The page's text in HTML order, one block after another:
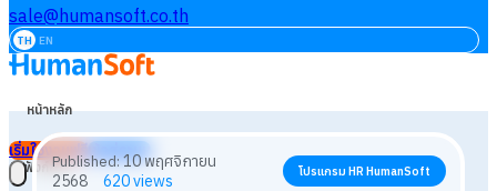
sale@humansoft.co.th
TH EN
หน้าหลัก
ฟังก์ชัน
เริ่มใช้งานฟรี เข้าสู่ระบบ